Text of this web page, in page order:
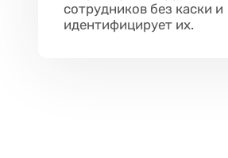
сотрудников без каски и
идентифицирует их.